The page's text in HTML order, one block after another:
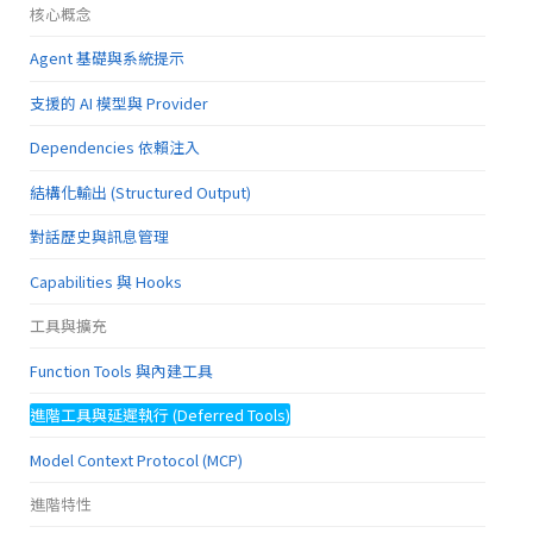
核心概念
Agent 基礎與系統提示
支援的 AI 模型與 Provider
Dependencies 依賴注入
結構化輸出 (Structured Output)
對話歷史與訊息管理
Capabilities 與 Hooks
工具與擴充
Function Tools 與內建工具
進階工具與延遲執行 (Deferred Tools)
Model Context Protocol (MCP)
進階特性